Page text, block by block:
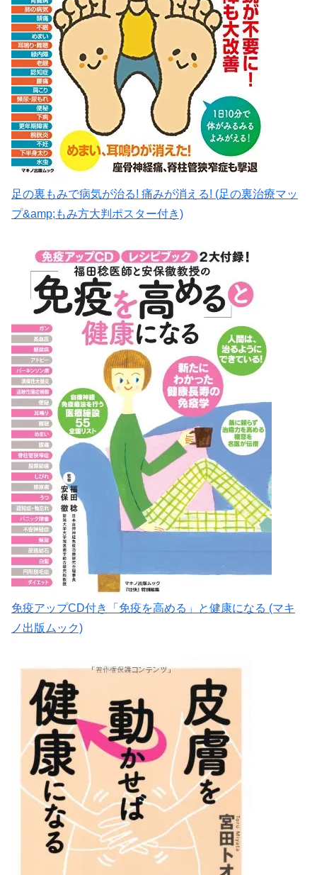
足の裏もみで病気が治る! 痛みが消える! (足の裏治療マッ
プ&amp;もみ方大判ポスター付き)
免疫アップCD付き「免疫を高める」と健康になる (マキ
ノ出版ムック)